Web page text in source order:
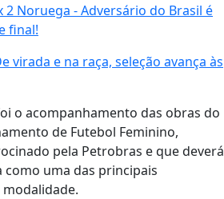
2 Noruega - Adversário do Brasil é
final!
virada e na raça, seleção avança às
o acompanhamento das obras do
de Futebol Feminino,
pela Petrobras e que deverá
uma das principais